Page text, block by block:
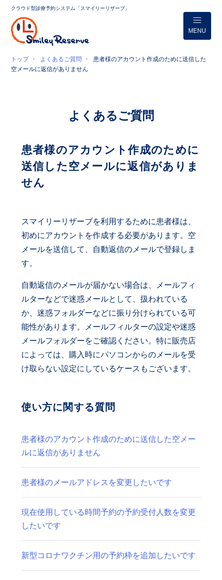
クラウド型診療予約システム「スマイリーリザーブ」
MENU
トップ よくあるご質問
患者様のアカウント作成のために送信した
空メールに返信がありません
よくあるご質問
患者様のアカウント作成のために
送信した空メールに返信がありま
せん
スマイリーリザーブを利用するために患者様は、
初めにアカウントを作成する必要があります。空
メールを送信して、自動返信のメールで登録しま
す。
自動返信のメールが届かない場合は、メールフィ
ルターなどで迷惑メールとして、扱われている
か、迷惑フォルダーなどに振り分けられている可
能性があります。メールフィルターの設定や迷惑
メールフォルダーをご確認ください。特に販売店
によっては、購入時にパソコンからのメールを受
け取らない設定にしているケースもございます。
使い方に関する質問
患者様のアカウント作成のために送信した空メー
ルに返信がありません
患者様のメールアドレスを変更したいです
現在使用している時間予約の予約受付人数を変更
したいです
新型コロナワクチン用の予約枠を追加したいです